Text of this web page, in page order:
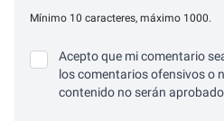
Mínimo 10 caracteres, máximo 1000.
Acepto que mi comentario
los comentarios ofensivos o
contenido no serán